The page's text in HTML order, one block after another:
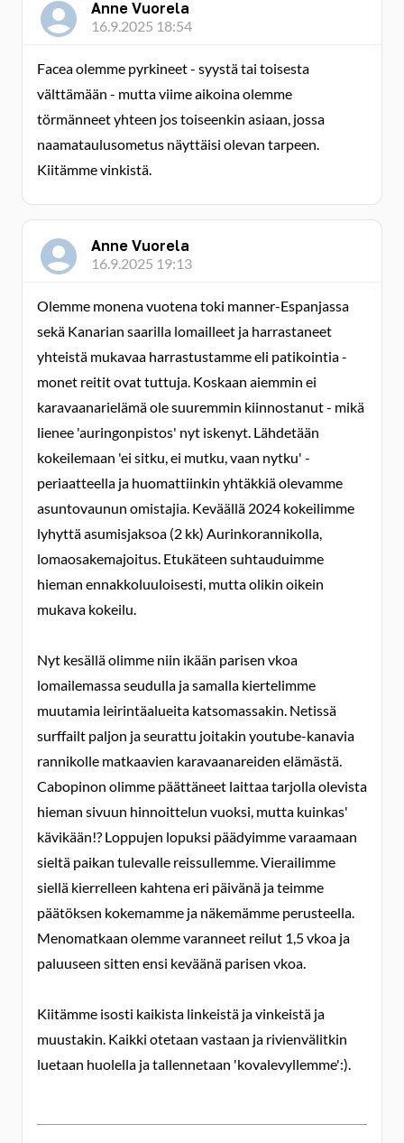
Anne Vuorela
16.9.2025 18:54
Facea olemme pyrkineet - syystä tai toisesta
välttämään - mutta viime aikoina olemme
törmänneet yhteen jos toiseenkin asiaan, jossa
naamataulusometus näyttäisi olevan tarpeen.
Kiitämme vinkistä.
Anne Vuorela
16.9.2025 19:13
Olemme monena vuotena toki manner-Espanjassa
sekä Kanarian saarilla lomailleet ja harrastaneet
yhteistä mukavaa harrastustamme eli patikointia -
monet reitit ovat tuttuja. Koskaan aiemmin ei
karavaanarielämä ole suuremmin kiinnostanut - mikä
lienee 'auringonpistos' nyt iskenyt. Lähdetään
kokeilemaan 'ei sitku, ei mutku, vaan nytku' -
periaatteella ja huomattiinkin yhtäkkiä olevamme
asuntovaunun omistajia. Keväällä 2024 kokeilimme
lyhyttä asumisjaksoa (2 kk) Aurinkorannikolla,
lomaosakemajoitus. Etukäteen suhtauduimme
hieman ennakkoluuloisesti, mutta olikin oikein
mukava kokeilu.
Nyt kesällä olimme niin ikään parisen vkoa
lomailemassa seudulla ja samalla kiertelimme
muutamia leirintäalueita katsomassakin. Netissä
surffailt paljon ja seurattu joitakin youtube-kanavia
rannikolle matkaavien karavaanareiden elämästä.
Cabopinon olimme päättäneet laittaa tarjolla olevista
hieman sivuun hinnoittelun vuoksi, mutta kuinkas'
kävikään!? Loppujen lopuksi päädyimme varaamaan
sieltä paikan tulevalle reissullemme. Vierailimme
siellä kierrelleen kahtena eri päivänä ja teimme
päätöksen kokemamme ja näkemämme perusteella.
Menomatkaan olemme varanneet reilut 1,5 vkoa ja
paluuseen sitten ensi keväänä parisen vkoa.
Kiitämme isosti kaikista linkeistä ja vinkeistä ja
muustakin. Kaikki otetaan vastaan ja rivienvälitkin
luetaan huolella ja tallennetaan 'kovalevyllemme':).